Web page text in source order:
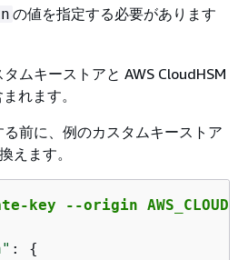
の値を指定する必要があります
ムキーストアと AWS CloudHSM
れます。
前に、例のカスタムキーストア
えます。
key --origin
: {